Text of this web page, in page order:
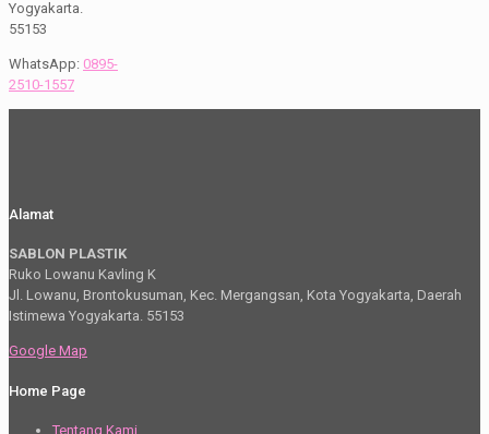
Yogyakarta.
55153
WhatsApp: 0895-
2510-1557
Alamat
SABLON PLASTIK
Ruko Lowanu Kavling K
Jl. Lowanu, Brontokusuman, Kec. Mergangsan, Kota Yogyakarta, Daerah
Istimewa Yogyakarta. 55153
Google Map
Home Page
Tentang Kami